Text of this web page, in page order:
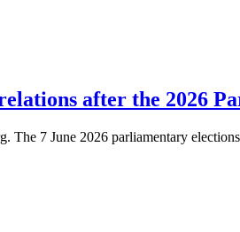
after the 2026
7 June 2026 parliamentary